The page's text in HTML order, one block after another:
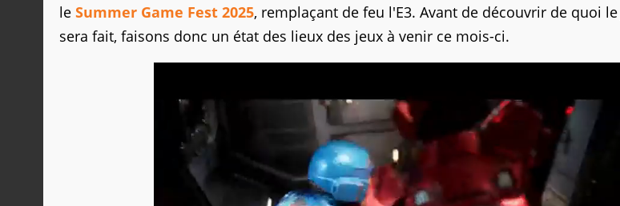
le Summer Game Fest 2025, remplaçant de feu l'E3. Avant de découvrir de quoi
sera fait, faisons donc un état des lieux des jeux à venir ce mois-ci.